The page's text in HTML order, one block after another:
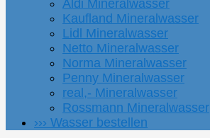
Aldi Mineralwasser
Kaufland Mineralwasser
Lidl Mineralwasser
Netto Mineralwasser
Norma Mineralwasser
Penny Mineralwasser
real,- Mineralwasser
Rossmann Mineralwasser
››› Wasser bestellen